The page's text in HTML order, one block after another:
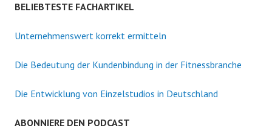
BELIEBTESTE FACHARTIKEL
Unternehmenswert korrekt ermitteln
Die Bedeutung der Kundenbindung in der Fitnessbranche
Die Entwicklung von Einzelstudios in Deutschland
ABONNIERE DEN PODCAST